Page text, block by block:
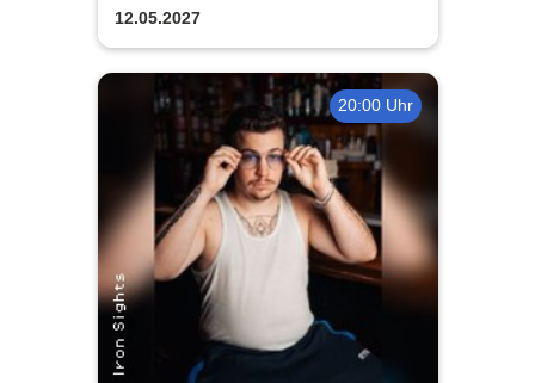
12.05.2027
20:00 Uhr